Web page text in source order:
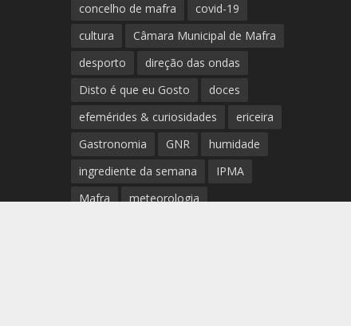
concelho de mafra
covid-19
cultura
Câmara Municipal de Mafra
desporto
direção das ondas
Disto é que eu Gosto
doces
efemérides & curiosidades
ericeira
Gastronomia
GNR
humidade
ingrediente da semana
IPMA
Mafra
meteorologia